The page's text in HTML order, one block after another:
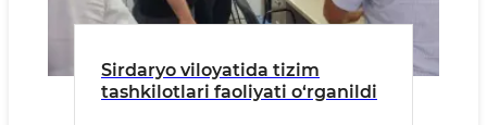
Sirdaryo viloyatida tizim
tashkilotlari faoliyati o‘rganildi